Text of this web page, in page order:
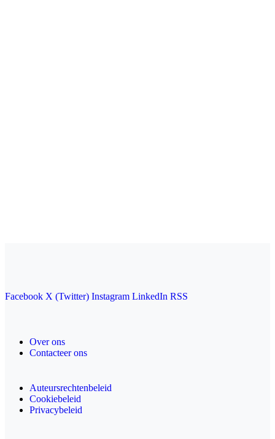
Facebook X (Twitter) Instagram LinkedIn RSS
Over ons
Contacteer ons
Auteursrechtenbeleid
Cookiebeleid
Privacybeleid